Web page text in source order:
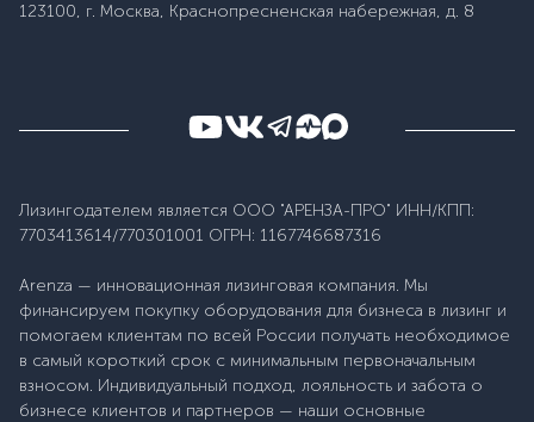
123100, г. Москва, Краснопресненская набережная, д. 8
Лизингодателем является ООО "АРЕНЗА-ПРО" ИНН/КПП:
7703413614/770301001 ОГРН: 1167746687316
Arenza — инновационная лизинговая компания. Мы
финансируем покупку оборудования для бизнеса в лизинг и
помогаем клиентам по всей России получать необходимое
в самый короткий срок с минимальным первоначальным
взносом. Индивидуальный подход, лояльность и забота о
бизнесе клиентов и партнеров — наши основные